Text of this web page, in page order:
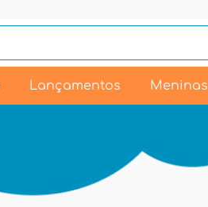
Lançamentos Meninas